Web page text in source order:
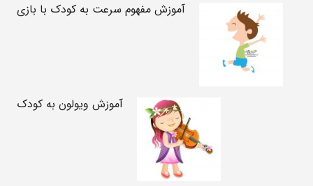
آموزش مفهوم سرعت به کودک با بازی
آموزش ویولون به کودک